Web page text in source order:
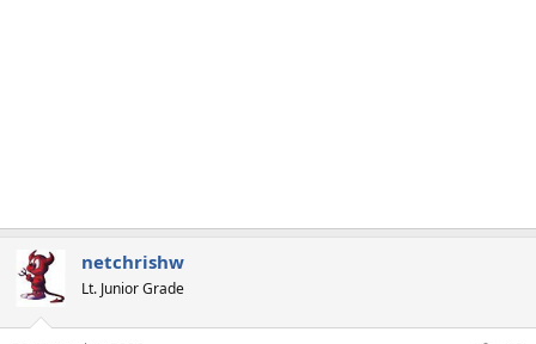
netchrishw
Lt. Junior Grade